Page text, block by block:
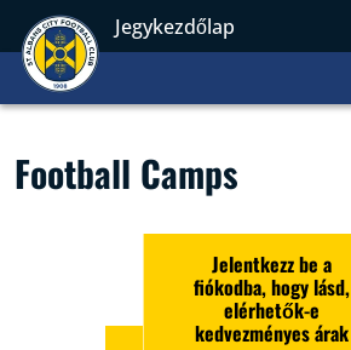
Jegykezdőlap
Football Camps
Jelentkezz be a
fiókodba, hogy lásd,
elérhetők-e
kedvezményes árak